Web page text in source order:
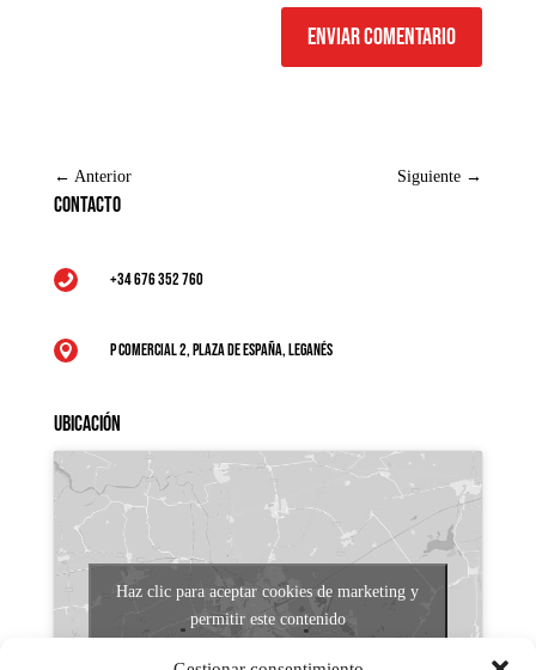
Enviar comentario
← Anterior Siguiente →
Contacto
 +34 676 352 760
 P Comercial 2, Plaza de España, Leganés
Ubicación
Haz clic para aceptar cookies de marketing y
permitir este contenido